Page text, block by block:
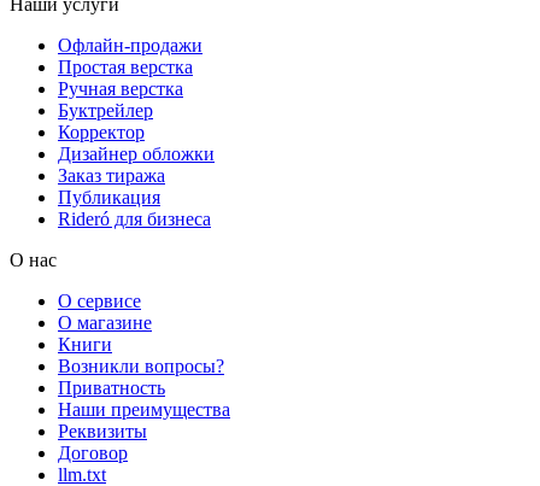
Наши услуги
Офлайн-продажи
Простая верстка
Ручная верстка
Буктрейлер
Корректор
Дизайнер обложки
Заказ тиража
Публикация
Rideró для бизнеса
О нас
О сервисе
О магазине
Книги
Возникли вопросы?
Приватность
Наши преимущества
Реквизиты
Договор
llm.txt